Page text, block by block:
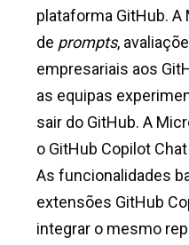
plataforma GitHub.
de prompts,
empresariais aos
as equipas
sair do GitHub. A
o GitHub Copilot Chat
As funcionalidades
extensões GitHub
integrar o mesmo